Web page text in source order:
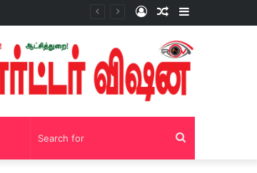
Sidebar
Random
Log
Search